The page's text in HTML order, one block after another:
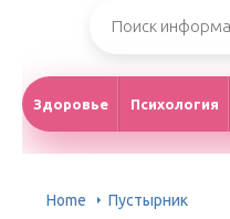
Здоровье Психология
Home Пустырник